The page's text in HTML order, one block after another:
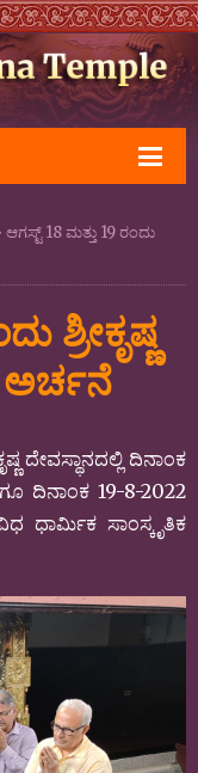
ಆಗಸ್ಟ್‌ 18 ಮತ್ತು 19 ರಂದು
ಶ್ರೀಕೃಷ್ಣ
ಅರ್ಚನೆ
ದೇವಸ್ಥಾನದಲ್ಲಿ ದಿನಾಂಕ
ದಿನಾಂಕ 19-8-2022
ಧಾರ್ಮಿಕ ಸಾಂಸ್ಕೃತಿಕ